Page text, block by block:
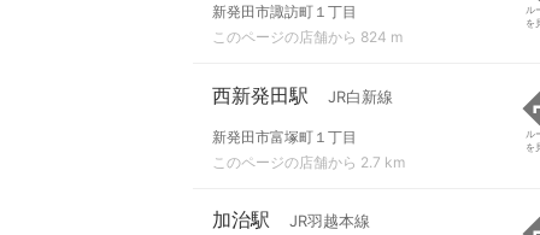
新発田市諏訪町１丁目
このページの店舗から 824 m
ル
を
西新発田駅 JR白新線
新発田市富塚町１丁目
このページの店舗から 2.7 km
ル
を
加治駅 JR羽越本線